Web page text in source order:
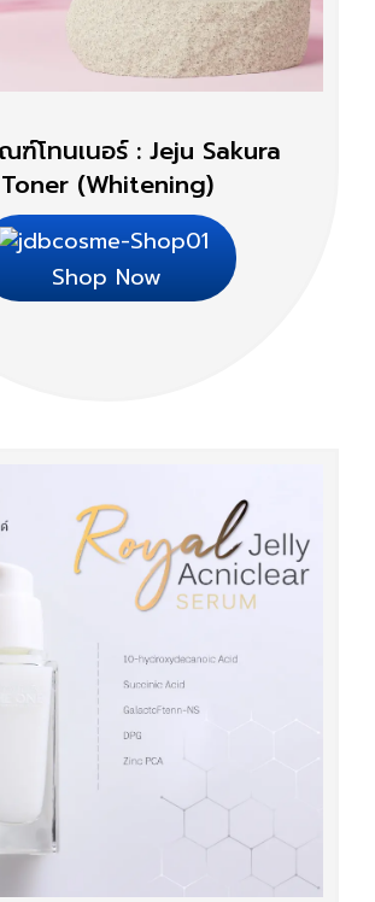
โทนเนอร์ : Jeju Sakura
Toner (Whitening)
Shop Now